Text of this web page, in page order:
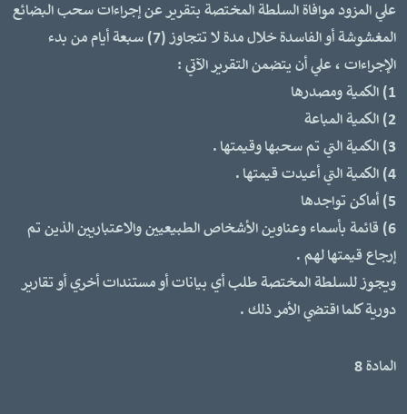
علي المزود موافاة السلطة المختصة بتقرير عن إجراءات سحب البضائع
المغشوشة أو الفاسدة خلال مدة لا تتجاوز (7) سبعة أيام من بدء
الإجراءات ، علي أن يتضمن التقرير الآتي :
1) الكمية ومصدرها
2) الكمية المباعة
3) الكمية التي تم سحبها وقيمتها .
4) الكمية التي أعيدت قيمتها .
5) أماكن تواجدها
6) قائمة بأسماء وعناوين الأشخاص الطبيعيين والاعتباريين الذين تم
إرجاع قيمتها لهم .
ويجوز للسلطة المختصة طلب أي بيانات أو مستندات أخري أو تقارير
دورية كلما اقتضي الأمر ذلك .
المادة 8